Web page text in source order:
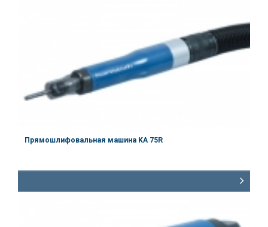
Прямошлифовальная машина KA 75R
Частота вращения:
75000 об/мин